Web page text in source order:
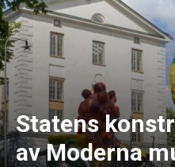
Statens
av Moderna